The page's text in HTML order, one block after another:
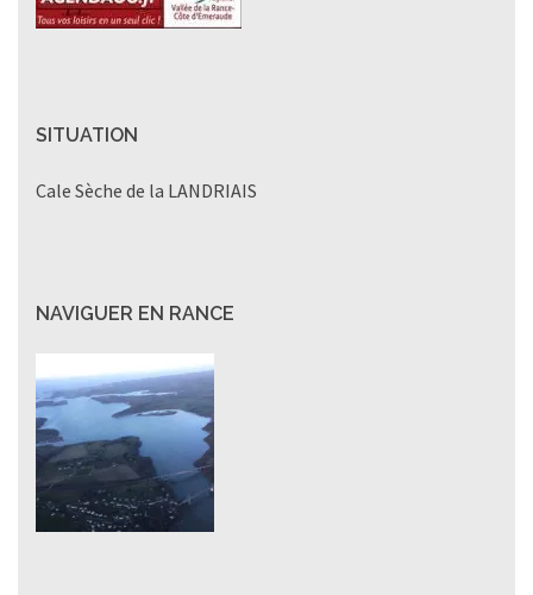
SITUATION
Cale Sèche de la LANDRIAIS
NAVIGUER EN RANCE